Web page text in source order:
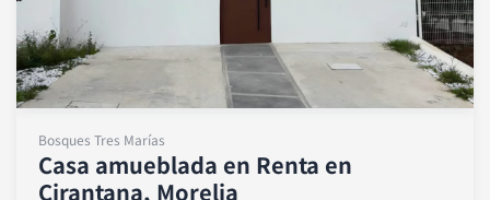
Bosques Tres Marías
Casa amueblada en Renta en
Cirantana, Morelia